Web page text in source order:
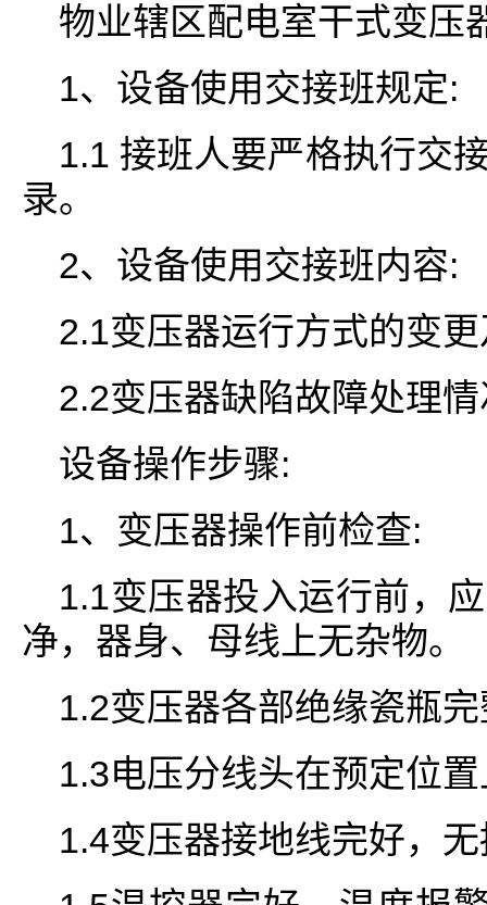
物业辖区配电室干式变压
1、设备使用交接班规定:
1.1 接班人要严格执行交
录。
2、设备使用交接班内容:
2.1变压器运行方式的变
2.2变压器缺陷故障处理
设备操作步骤:
1、变压器操作前检查:
1.1变压器投入运行前，
净，器身、母线上无杂物。
1.2变压器各部绝缘瓷瓶
1.3电压分线头在预定位
1.4变压器接地线完好，